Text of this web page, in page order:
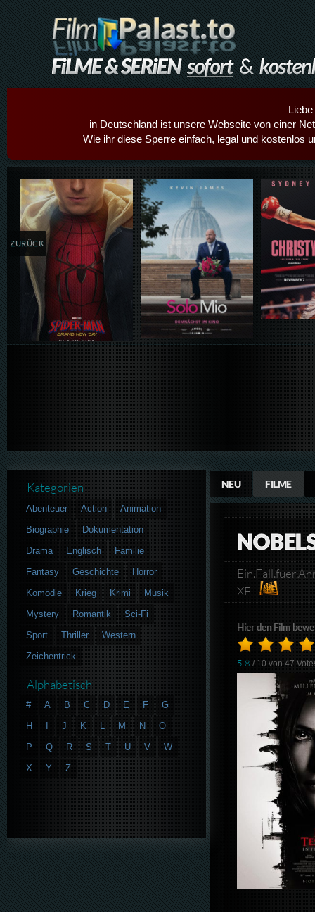
in Deutschland ist unsere Webseite von einer
Wie ihr diese Sperre einfach, legal und kostenlos
Details,Play Details,Play
ZURÜCK
NEU FILME
XF
Hier den Film
5.8 / 10 von47
Kategorien
Abenteuer Action
Animation
Biographie
Dokumentation
Drama
Englisch
Familie
Fantasy
Geschichte
Horror
Komödie
Krieg Krimi
Musik
Mystery
Romantik
Sci-Fi
Sport
Thriller
Western
Zeichentrick
Alphabetisch
# A B C D E F
G
H
J K L M N
O
P
Q R S T U V
W
X
Y Z